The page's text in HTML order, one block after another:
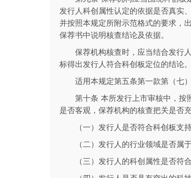
发行人科创属性认定的依据是否真实
并按照本规定所附示范格式的要求，
保荐书中说明核查结论及依据。
保荐机构核查时，应当结合发行
标得出发行人符合科创板定位的结论。
适用本规定第五条第一款第（七
第十条 本所发行上市审核中，按
是否客观，保荐机构的核查把关是否
（一）发行人是否符合科创板支
（二）发行人的行业领域是否属
（三）发行人的科创属性是否符